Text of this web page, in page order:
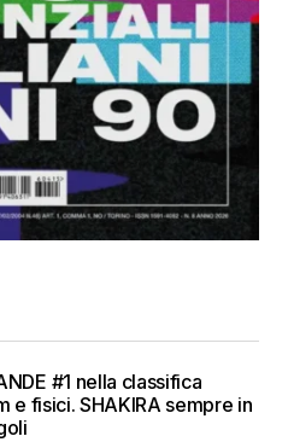
#1 nella classifica
e fisici. SHAKIRA sempre in